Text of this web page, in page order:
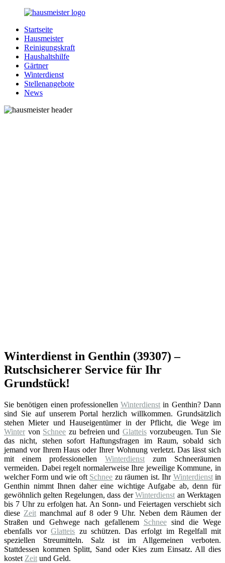
Zurück
Inhalt
Hausmeister.de
Alles
rund
Ihren
Haushalt
Startseite
Hausmeister
Reinigungskraft
Haushaltshilfe
Gärtner
Winterdienst
Stellenangebote
News
Winterdienst in Genthin (39307) –
Rutschsicherer Service für Ihr
Grundstück!
Sie benötigen einen professionellenWinterdienst in Genthin? Dann
sind Sie auf unserem Portal herzlich willkommen. Grundsätzlich
stehen Mieter und Hauseigentümer in der Pflicht, die Wege im
Winter von Schnee zu befreien undGlatteis vorzubeugen. Tun Sie
das nicht, stehen sofort Haftungsfragen im Raum, sobald sich
jemand vor Ihrem Haus oder Ihrer Wohnung verletzt. Das lässt sich
mit einem professionellen Winterdienst zum Schneeräumen
vermeiden. Dabei regelt normalerweise Ihre jeweilige Kommune, in
welcher Form und wie oft Schnee zu räumen ist. Ihr Winterdienstin
Genthin nimmt Ihnen daher eine wichtige Aufgabe ab, denn für
gewöhnlich gelten Regelungen, dass derWinterdienst an Werktagen
bis 7 Uhr zu erfolgen hat. An Sonn- und Feiertagen verschiebt sich
diese Zeitmanchmal auf 8 oder 9 Uhr. Neben dem Räumen der
Straßen und Gehwege nach gefallenem Schneesind die Wege
ebenfalls vorGlatteis zu schützen. Das erfolgt im Regelfall mit
speziellen Streumitteln. Salz ist im Allgemeinen verboten.
Stattdessen kommen Splitt, Sand oder Kies zum Einsatz. All dies
kostet Zeit und Geld.